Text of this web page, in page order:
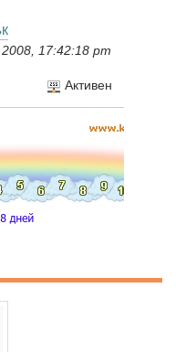
17:42:18 pm
Активен